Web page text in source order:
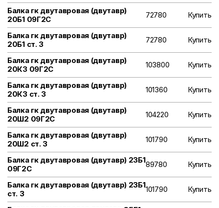
Балка гк двутавровая (двутавр)
20Б1 09Г2С
72780 Купить
Балка гк двутавровая (двутавр)
20Б1 ст. 3
72780 Купить
Балка гк двутавровая (двутавр)
20К3 09Г2С
103800 Купить
Балка гк двутавровая (двутавр)
20К3 ст. 3
101360 Купить
Балка гк двутавровая (двутавр)
20Ш2 09Г2С
104220 Купить
Балка гк двутавровая (двутавр)
20Ш2 ст. 3
101790 Купить
Балка гк двутавровая (двутавр) 23Б1
09Г2С
89780 Купить
Балка гк двутавровая (двутавр) 23Б1
ст. 3
101790 Купить